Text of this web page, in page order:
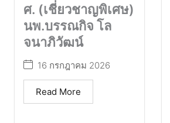
ศ. (เชี่ยวชาญพิเศษ)
นพ.บรรณกิจ โล
จนาภิวัฒน์
16 กรกฎาคม 2026
Read More